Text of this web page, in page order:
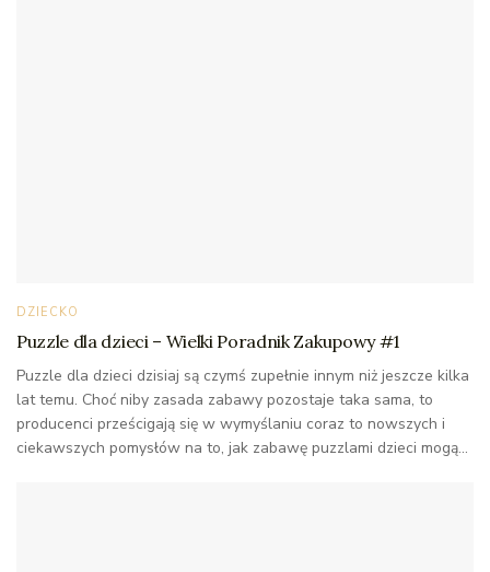
DZIECKO
Puzzle dla dzieci – Wielki Poradnik Zakupowy #1
Puzzle dla dzieci dzisiaj są czymś zupełnie innym niż jeszcze kilka
lat temu. Choć niby zasada zabawy pozostaje taka sama, to
producenci prześcigają się w wymyślaniu coraz to nowszych i
ciekawszych pomysłów na to, jak zabawę puzzlami dzieci mogą...